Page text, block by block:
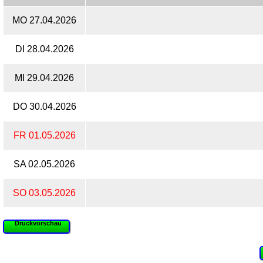
MO 27.04.2026
DI 28.04.2026
MI 29.04.2026
DO 30.04.2026
FR 01.05.2026
SA 02.05.2026
SO 03.05.2026
Druckvorschau